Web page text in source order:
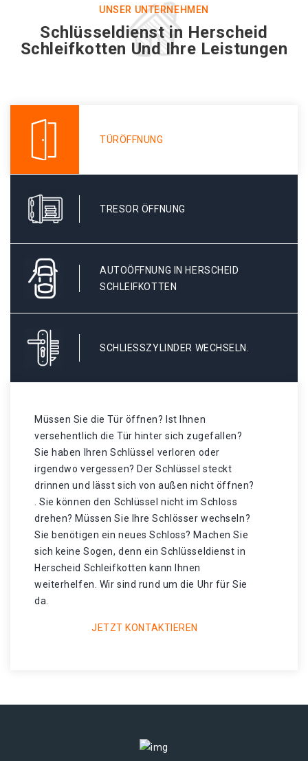
UNSER UNTERNEHMEN
Schlüsseldienst in Herscheid
Schleifkotten Und Ihre Leistungen
TÜRÖFFNUNG
TRESOR ÖFFNUNG
AUTOÖFFNUNG IN HERSCHEID
SCHLEIFKOTTEN
SCHLIESSZYLINDER WECHSELN.
Müssen Sie die Tür öffnen? Ist Ihnen
versehentlich die Tür hinter sich zugefallen?
Sie haben Ihren Schlüssel verloren oder
irgendwo vergessen? Der Schlüssel steckt
drinnen und lässt sich von außen nicht öffnen?
. Sie können den Schlüssel nicht im Schloss
drehen? Müssen Sie Ihre Schlösser wechseln?
Sie benötigen ein neues Schloss? Machen Sie
sich keine Sogen, denn ein Schlüsseldienst in
Herscheid Schleifkotten kann Ihnen
weiterhelfen. Wir sind rund um die Uhr für Sie
da.
JETZT KONTAKTIEREN